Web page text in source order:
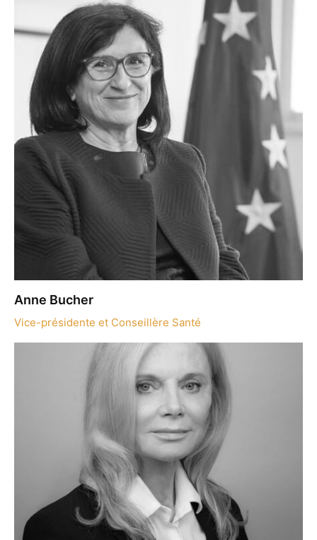
Anne Bucher
Vice-présidente et Conseillère Santé